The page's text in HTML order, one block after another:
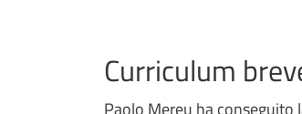
Curriculum
Paolo Mereu ha conseguito